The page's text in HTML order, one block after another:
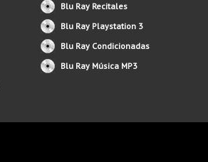
Blu Ray Recitales
Blu Ray Playstation 3
Blu Ray Condicionadas
Blu Ray Música MP3